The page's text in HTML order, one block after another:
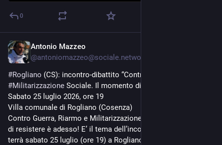
0
Antonio Mazzeo
@antoniomazzeo@sociale.network
#Rogliano (CS): incontro-dibattito “Contro
#Militarizzazione Sociale. Il momento di resistere è adesso!”
Sabato 25 luglio 2026, ore 19
Villa comunale di Rogliano (Cosenza)
Contro Guerra, Riarmo e Militarizzazione Sociale. Il momento
di resistere è adesso! E’ il tema dell’incontro-dibattito che si
terrà sabato 25 luglio (ore 19) a Rogliano (Cosenza), grazie